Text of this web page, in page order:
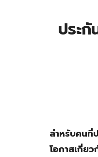
ประ
สำหรับคนที่
โอกาสเกี่ย